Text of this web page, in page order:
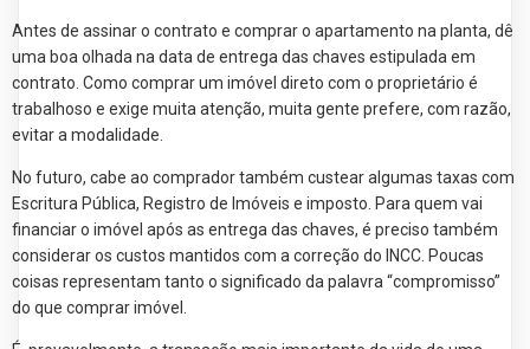
Antes de assinar o contrato e comprar o apartamento na planta, dê
uma boa olhada na data de entrega das chaves estipulada em
contrato. Como comprar um imóvel direto com o proprietário é
trabalhoso e exige muita atenção, muita gente prefere, com razão,
evitar a modalidade.
No futuro, cabe ao comprador também custear algumas taxas com
Escritura Pública, Registro de Imóveis e imposto. Para quem vai
financiar o imóvel após as entrega das chaves, é preciso também
considerar os custos mantidos com a correção do INCC. Poucas
coisas representam tanto o significado da palavra “compromisso”
do que comprar imóvel.